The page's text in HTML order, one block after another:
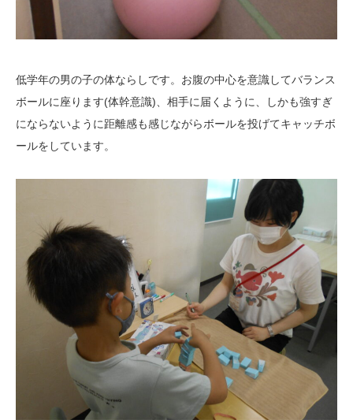
低学年の男の子の体ならしです。お腹の中心を意識してバランス
ボールに座ります(体幹意識)、相手に届くように、しかも強すぎ
にならないように距離感も感じながらボールを投げてキャッチボ
ールをしています。